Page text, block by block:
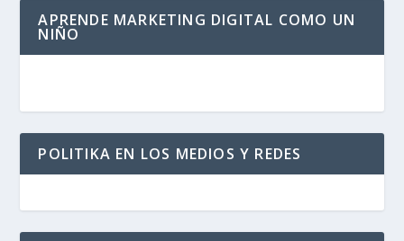
APRENDE MARKETING DIGITAL COMO UN
NIÑO
POLITIKA EN LOS MEDIOS Y REDES